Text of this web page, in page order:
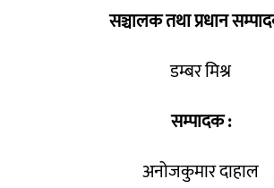
सञ्चालक तथा प्रधान
डम्बर मिश्र
सम्पादक :
अनोजकुमार दाहाल